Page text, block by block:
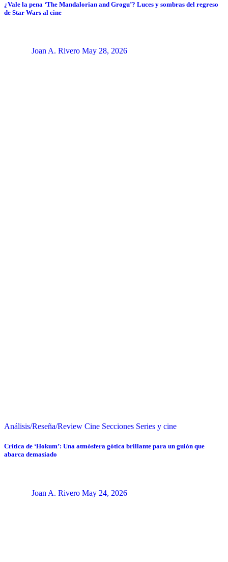
¿Vale la pena ‘The Mandalorian and Grogu’? Luces y sombras del regreso
de Star Wars al cine
Joan A. Rivero May 28, 2026
Análisis/Reseña/Review Cine Secciones Series y cine
Crítica de ‘Hokum’: Una atmósfera gótica brillante para un guión que
abarca demasiado
Joan A. Rivero May 24, 2026